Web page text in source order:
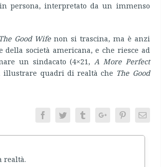
persona, interpretato da un immenso
The Good Wifenon si trascina, ma è anzi
società americana, e che riesce ad
un sindacato (4×21, A More Perfect
quadri di realtà che The Good
FacebookTwitter TumblrGoogle+PinterestEmail
realtà.